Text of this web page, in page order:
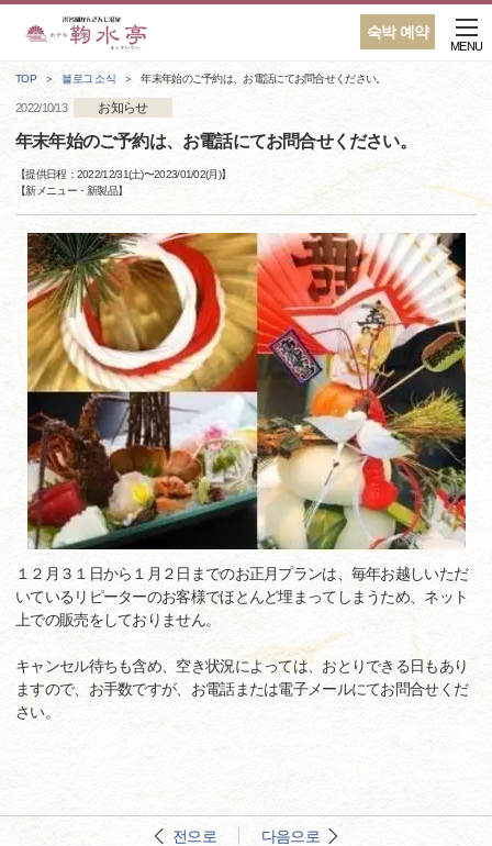
숙박 예약
MENU
TOP 블로그 소식 年末年始のご予約は、お電話にてお問合せください。
2022/10/13 お知らせ
年末年始のご予約は、お電話にてお問合せください。
【提供日程：2022/12/31(土)〜2023/01/02(月)】
【新メニュー・新製品】
１２月３１日から１月２日までのお正月プランは、毎年お越しいただ
いているリピーターのお客様でほとんど埋まってしまうため、ネット
上での販売をしておりません。
キャンセル待ちも含め、空き状況によっては、おとりできる日もあり
ますので、お手数ですが、お電話または電子メールにてお問合せくだ
さい。
전으로 다음으로